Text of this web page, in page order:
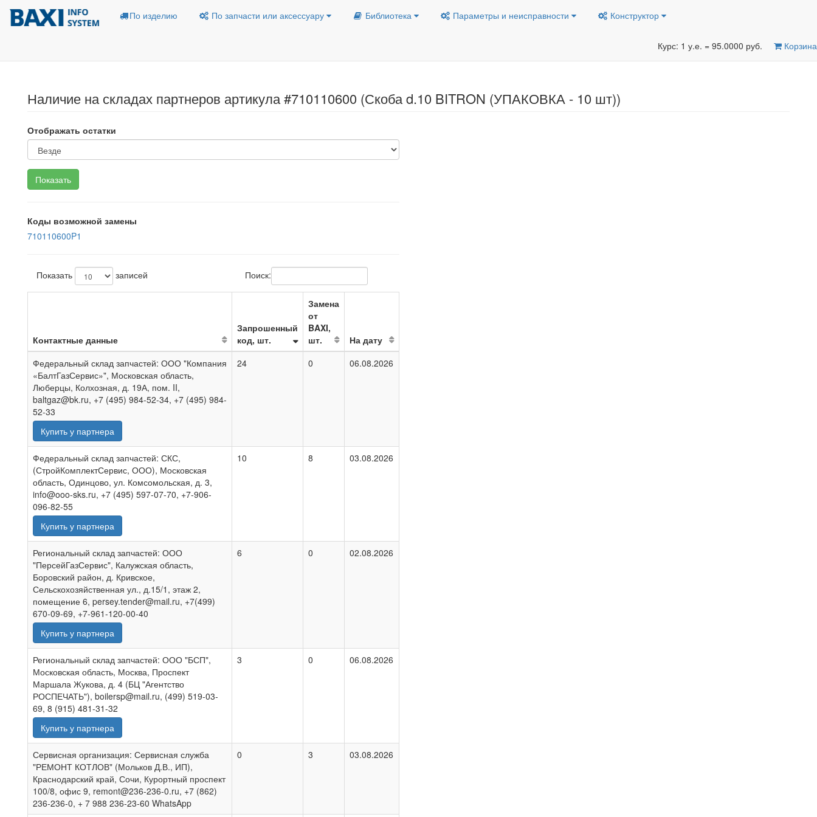
По изделию По запчасти или аксессуару Библиотека Параметры и неисправности Конструктор
Курс: 1 у.е. = 95.0000 руб. Корзина
Наличие на складах партнеров артикула #710110600 (Скоба d.10 BITRON (УПАКОВКА - 10 шт))
Отображать остатки
Коды возможной замены
710110600P1
Показать записей Поиск:
Контактные данные
Запрошенный
код, шт.
Замена
от
BAXI,
шт.
На дату
Федеральный склад запчастей: ООО "Компания
«БалтГазСервис»", Московская область,
Люберцы, Колхозная, д. 19А, пом. II,
baltgaz@bk.ru, +7 (495) 984-52-34, +7 (495) 984-
52-33
Купить у партнера
24 0 06.08.2026
Федеральный склад запчастей: СКС,
(СтройКомплектСервис, ООО), Московская
область, Одинцово, ул. Комсомольская, д. 3,
info@ooo-sks.ru, +7 (495) 597-07-70, +7-906-
096-82-55
Купить у партнера
10 8 03.08.2026
Региональный склад запчастей: ООО
"ПерсейГазСервис", Калужская область,
Боровский район, д. Кривское,
Сельскохозяйственная ул., д.15/1, этаж 2,
помещение 6, persey.tender@mail.ru, +7(499)
670-09-69, +7-961-120-00-40
Купить у партнера
6 0 02.08.2026
Региональный склад запчастей: ООО "БСП",
Московская область, Москва, Проспект
Маршала Жукова, д. 4 (БЦ "Агентство
РОСПЕЧАТЬ"), boilersp@mail.ru, (499) 519-03-
69, 8 (915) 481-31-32
Купить у партнера
3 0 06.08.2026
Сервисная организация: Сервисная служба
"РЕМОНТ КОТЛОВ" (Мольков Д.В., ИП),
Краснодарский край, Сочи, Курортный проспект
100/8, офис 9, remont@236-236-0.ru, +7 (862)
236-236-0, + 7 988 236-23-60 WhatsApp
0 3 03.08.2026